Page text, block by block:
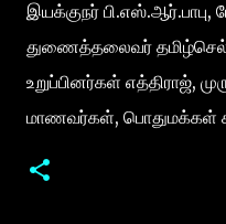
இயக்குநர் பி.எஸ்.ஆர்.பாபு,
துணைத்தலைவர்
உறுப்பினர்கள் எத்திராஜ்,
மாணவர்கள், பொதுமக்கள்